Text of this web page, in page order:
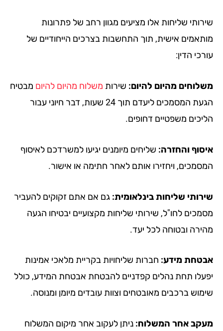
שליחות אלו מציעים מגוון רחב של פתרונות
אישית, תוך התחשבות בצרכים הייחודיים של
הדין:
מהיום להיום:שירותמשלוח מהיום להיוםמבטיח
הגעת המסמכים ליעדם תוך 24 שעות, דבר חיוני עבור
משפטיים דחופים.
והחזרה:שליחים מיומנים יגיעו למשרדכם לאיסוף
ויחזירו אותם לאחר חתימה או אישור.
שליחות בינלאומית:גם אם אתם זקוקים להעביר
לחו"ל, שירותי שליחות מקצועיים יבטיחו הגעה
ובטוחה לכל יעד.
מידע:חברות שליחויות בקריית מלאכי אמינות
תחת נהלים קפדניים להבטחת אבטחת המידע, כולל
ברכבים מאובטחים וצוות עובדים מיומן ומנוסה.
אחר המשלוח:ניתן לעקוב אחר מיקום המשלוח